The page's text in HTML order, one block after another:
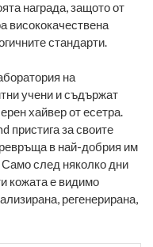
награда, защото от
висококачествена
стандарти.
на
учени и съдържат
хайвер от есетра.
пристига за своите
в най-добрия им
Само след няколко дни
кожата е видимо
регенерирана,